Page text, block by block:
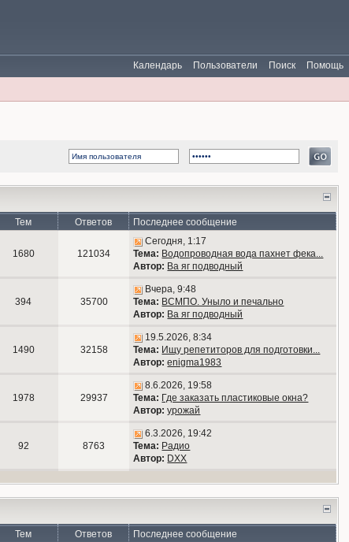
Помощь
Поиск
Пользователи
Календарь
Тем Ответов Последнее сообщение
1680 121034
Сегодня, 1:17
Тема: Водопроводная вода пахнет фека...
Автор: Ва яг подводный
394 35700
Вчера, 9:48
Тема: ВСМПО. Уныло и печально
Автор: Ва яг подводный
1490 32158
19.5.2026, 8:34
Тема: Ищу репетиторов для подготовки...
Автор: enigma1983
1978 29937
8.6.2026, 19:58
Тема: Где заказать пластиковые окна?
Автор: урожай
92 8763
6.3.2026, 19:42
Тема: Радио
Автор: DXX
Тем Ответов
Последнее сообщение